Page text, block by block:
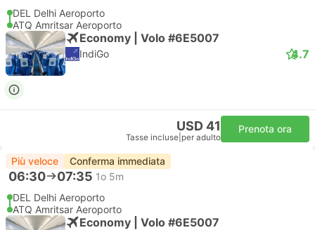
DEL Delhi Aeroporto
ATQ Amritsar Aeroporto
Economy | Volo #6E5007
IndiGo 4.7
USD 41
Tasse incluse per adulto
Prenota ora
Più veloce Conferma immediata
06:30 07:35 1o 5m
DEL Delhi Aeroporto
ATQ Amritsar Aeroporto
Economy | Volo #6E5007